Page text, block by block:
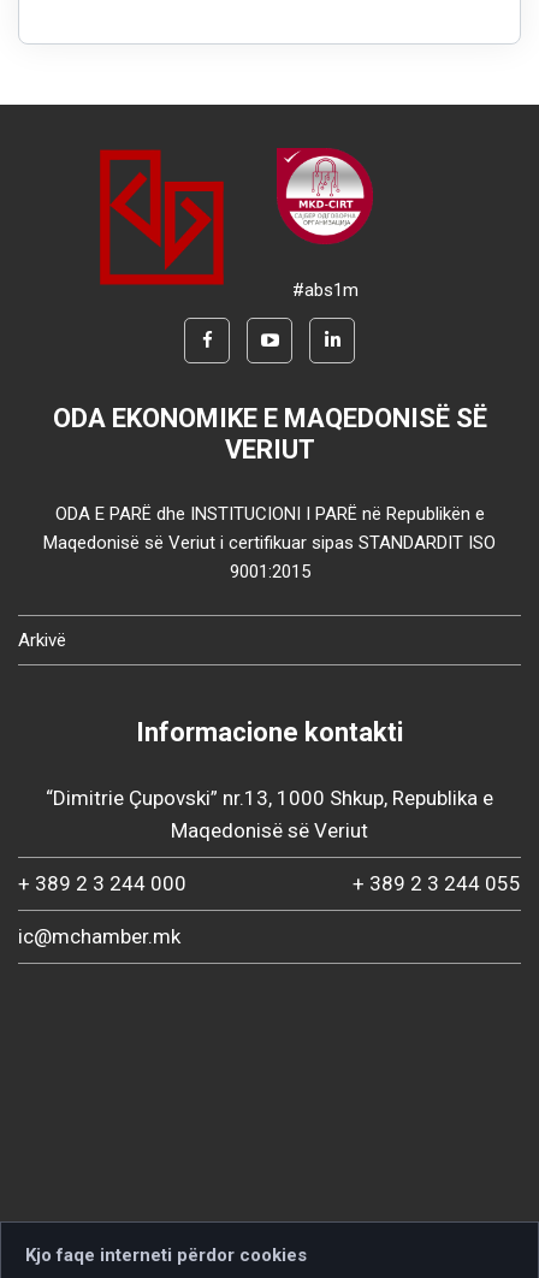
#abs1m
ODA EKONOMIKE E MAQEDONISË SË
VERIUT
ODA E PARË dhe INSTITUCIONI I PARË në Republikën e
Maqedonisë së Veriut i certifikuar sipas STANDARDIT ISO
9001:2015
Arkivë
Informacione kontakti
“Dimitrie Çupovski” nr.13, 1000 Shkup, Republika e
Maqedonisë së Veriut
+ 389 2 3 244 000 + 389 2 3 244 055
ic@mchamber.mk
Kjo faqe interneti përdor cookies